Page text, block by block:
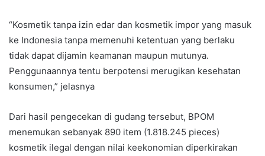
“Kosmetik tanpa izin edar dan kosmetik impor yang masuk
ke Indonesia tanpa memenuhi ketentuan yang berlaku
tidak dapat dijamin keamanan maupun mutunya.
Penggunaannya tentu berpotensi merugikan kesehatan
konsumen,” jelasnya
Dari hasil pengecekan di gudang tersebut, BPOM
menemukan sebanyak 890 item (1.818.245 pieces)
kosmetik ilegal dengan nilai keekonomian diperkirakan